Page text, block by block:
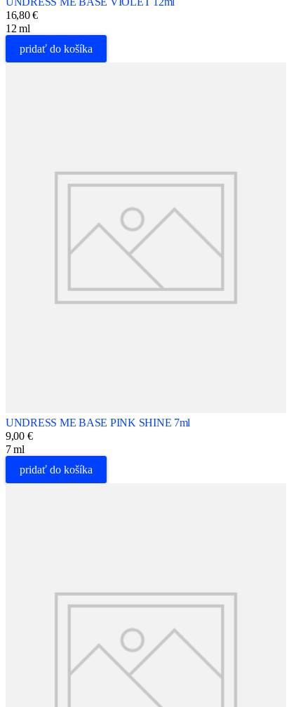
16,80 €
12 ml
pridať do košíka
UNDRESS ME BASE PINK SHINE 7ml
9,00 €
7 ml
pridať do košíka